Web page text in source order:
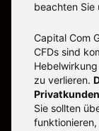
beachten Sie
Capital Com
CFDs sind
zu verlieren.
Sie sollten